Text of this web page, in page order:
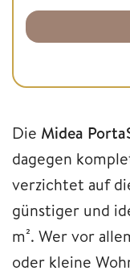
Die Midea
dagegen
verzichtet auf
günstiger und
m². Wer vor
oder kleine